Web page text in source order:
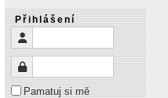
Přihlášení
Heslo
Pamatuj si mě